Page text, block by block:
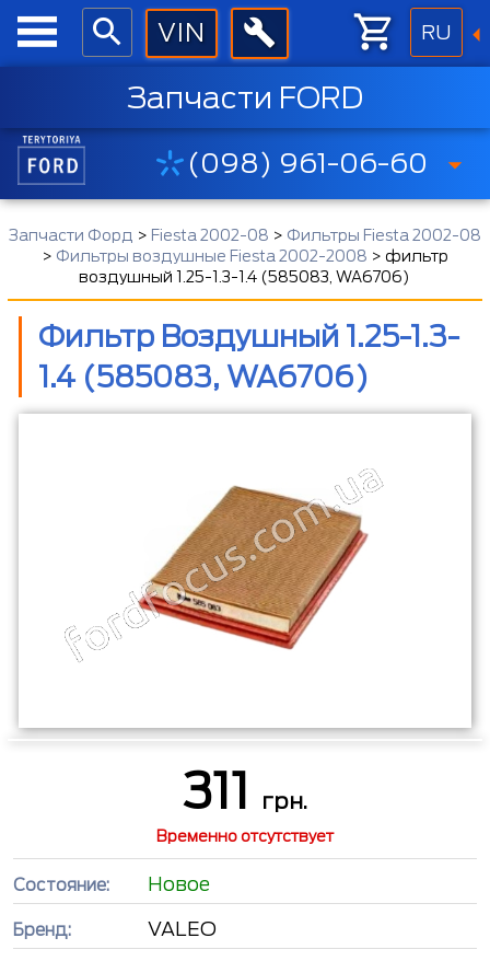
RU
Запчасти FORD
(098) 961-06-60
Запчасти Форд > Fiesta 2002-08 > Фильтры Fiesta 2002-08
> Фильтры воздушные Fiesta 2002-2008 > фильтр
воздушный 1.25-1.3-1.4 (585083, WA6706)
Фильтр Воздушный 1.25-1.3-
1.4 (585083, WA6706)
311 грн.
Временно отсутствует
Состояние: Новое
Бренд: VALEO